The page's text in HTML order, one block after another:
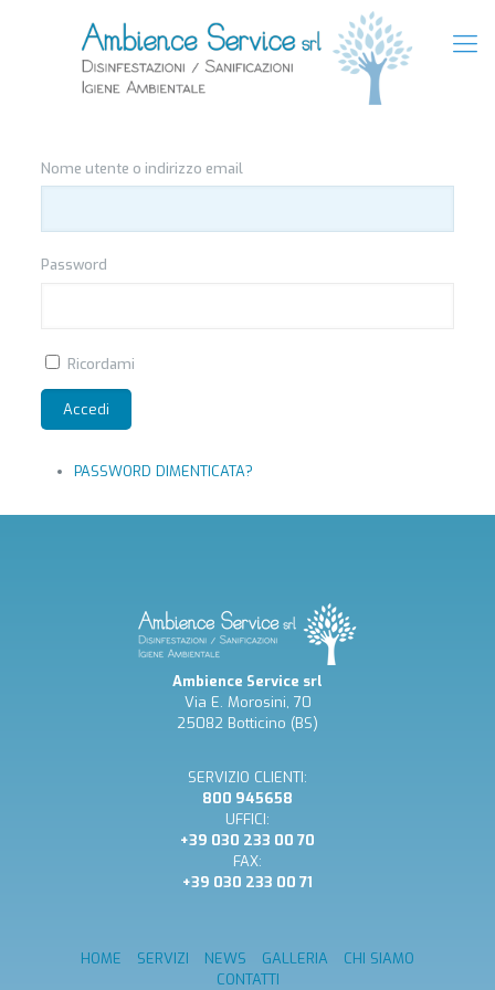
Nome utente o indirizzo email
Password
Ricordami
Accedi
PASSWORD DIMENTICATA?
Ambience Service srl
Via E. Morosini, 70
25082 Botticino (BS)
SERVIZIO CLIENTI:
800 945658
UFFICI:
+39 030 233 00 70
FAX:
+39 030 233 00 71
HOME SERVIZI NEWS GALLERIA
CHI SIAMO
CONTATTI